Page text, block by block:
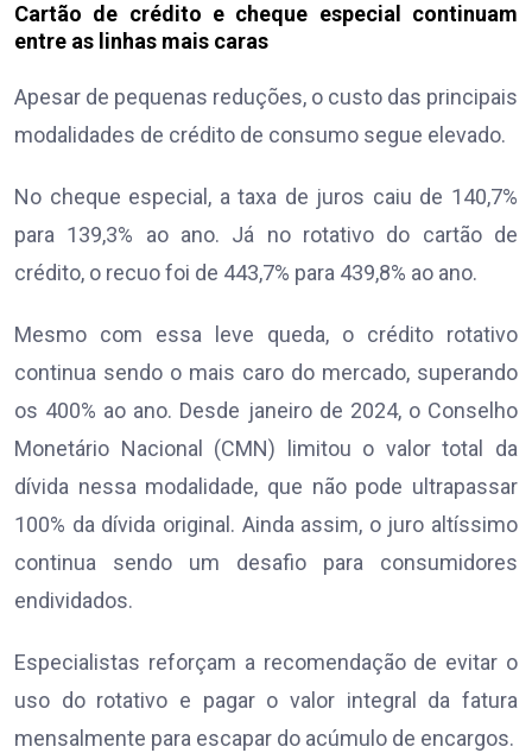
Cartão de crédito e cheque especial continuam
entre as linhas mais caras
Apesar de pequenas reduções, o custo das principais
modalidades de crédito de consumo segue elevado.
No cheque especial, a taxa de juros caiu de 140,7%
para 139,3% ao ano. Já no rotativo do cartão de
crédito, o recuo foi de 443,7% para 439,8% ao ano.
Mesmo com essa leve queda, o crédito rotativo
continua sendo o mais caro do mercado, superando
os 400% ao ano. Desde janeiro de 2024, o Conselho
Monetário Nacional (CMN) limitou o valor total da
dívida nessa modalidade, que não pode ultrapassar
100% da dívida original. Ainda assim, o juro altíssimo
continua sendo um desafio para consumidores
endividados.
Especialistas reforçam a recomendação de evitar o
uso do rotativo e pagar o valor integral da fatura
mensalmente para escapar do acúmulo de encargos.